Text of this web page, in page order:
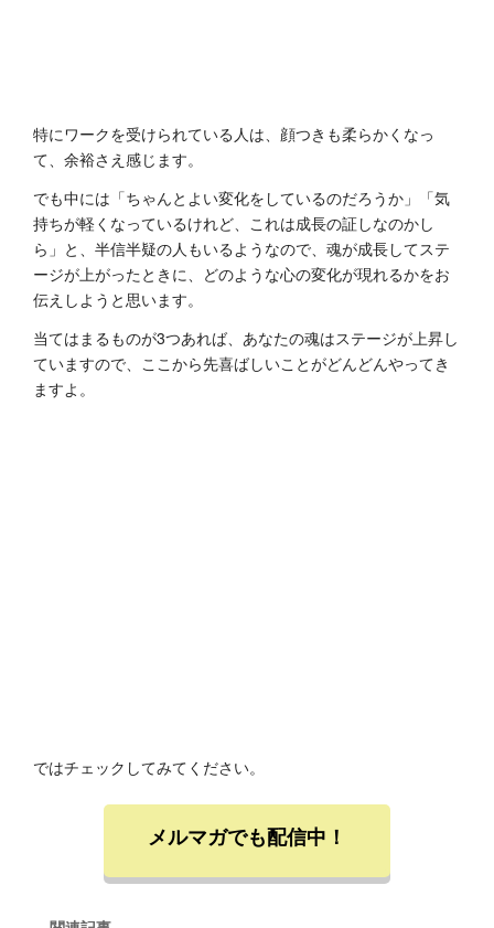
特にワークを受けられている人は、顔つきも柔らかくなっ
て、余裕さえ感じます。
でも中には「ちゃんとよい変化をしているのだろうか」「気
持ちが軽くなっているけれど、これは成長の証しなのかし
ら」と、半信半疑の人もいるようなので、魂が成長してステ
ージが上がったときに、どのような心の変化が現れるかをお
伝えしようと思います。
当てはまるものが3つあれば、あなたの魂はステージが上昇し
ていますので、ここから先喜ばしいことがどんどんやってき
ますよ。
ではチェックしてみてください。
メルマガでも配信中！